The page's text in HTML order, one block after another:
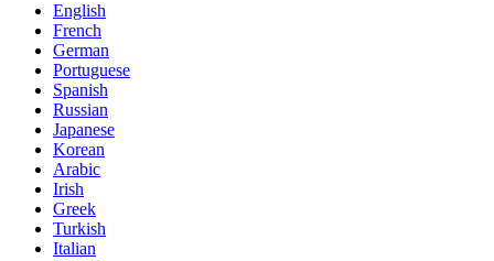
English
French
German
Portuguese
Spanish
Russian
Japanese
Korean
Arabic
Irish
Greek
Turkish
Italian